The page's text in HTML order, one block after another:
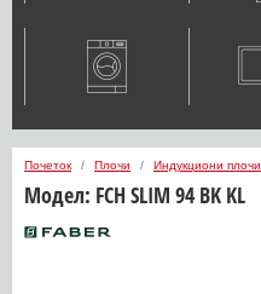
Почеток Плочи Индукциони плочи
Модел: FCH SLIM 94 BK KL